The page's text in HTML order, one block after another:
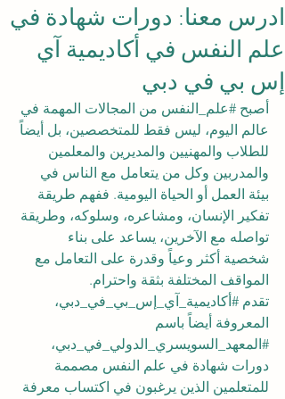
ادرس معنا: دورات شهادة في
علم النفس في أكاديمية آي
إس بي في دبي
أصبح #علم_النفس من المجالات المهمة في
عالم اليوم، ليس فقط للمتخصصين، بل أيضاً
للطلاب والمهنيين والمديرين والمعلمين
والمدربين وكل من يتعامل مع الناس في
بيئة العمل أو الحياة اليومية. ففهم طريقة
تفكير الإنسان، ومشاعره، وسلوكه، وطريقة
تواصله مع الآخرين، يساعد على بناء
شخصية أكثر وعياً وقدرة على التعامل مع
المواقف المختلفة بثقة واحترام.
تقدم #أكاديمية_آي_إس_بي_في_دبي،
المعروفة أيضاً باسم
#المعهد_السويسري_الدولي_في_دبي،
دورات شهادة في علم النفس مصممة
للمتعلمين الذين يرغبون في اكتساب معرفة